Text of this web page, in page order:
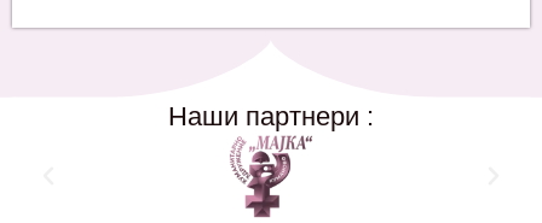
Наши партнери :